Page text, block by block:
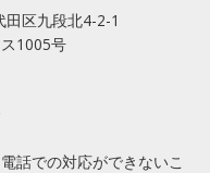
区九段北4-2-1
1005号
話での対応ができないこ